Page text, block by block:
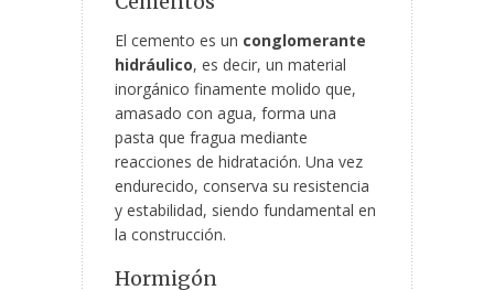
El cemento es un conglomerante
hidráulico, es decir, un material
inorgánico finamente molido que,
amasado con agua, forma una
pasta que fragua mediante
reacciones de hidratación. Una vez
endurecido, conserva su resistencia
y estabilidad, siendo fundamental en
la construcción.
Hormigón